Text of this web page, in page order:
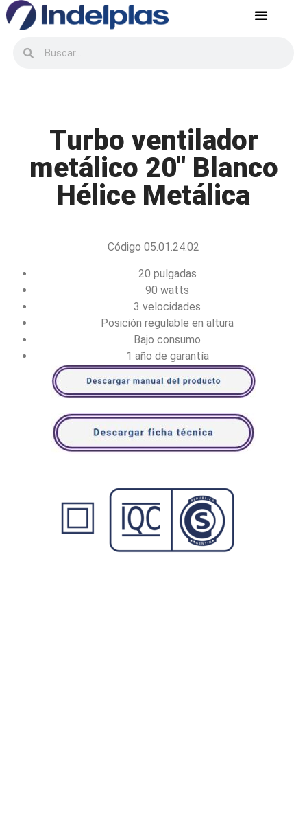
Turbo ventilador
metálico 20″ Blanco
Hélice Metálica
Código 05.01.24.02
20 pulgadas
90 watts
3 velocidades
Posición regulable en altura
Bajo consumo
1 año de garantía